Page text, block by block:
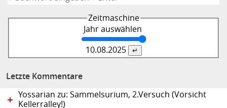
Zeitmaschine
Jahr auswählen
10.08.2025
Letzte Kommentare
Yossarian zu: Sammelsurium, 2.Versuch (Vorsicht
Kellerralley!)